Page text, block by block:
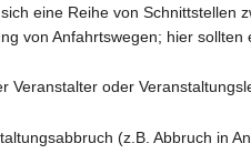
eine Reihe von Schnittstellen
von Anfahrtswegen; hier
oder
(z.B. Abbruch in